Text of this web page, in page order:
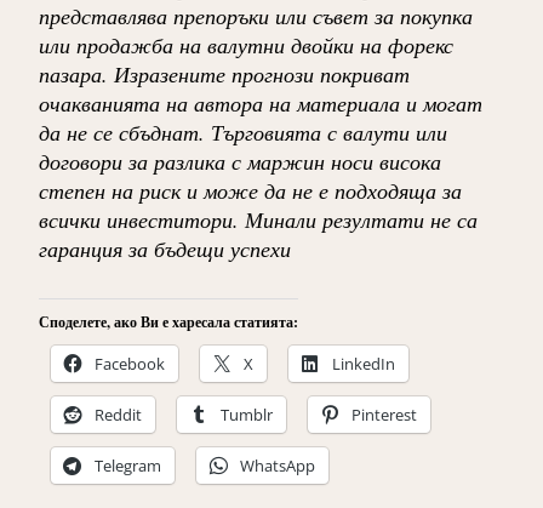
представлява препоръки или съвет за покупка
или продажба на валутни двойки на форекс
пазара. Изразените прогнози покриват
очакванията на автора на материала и могат
да не се сбъднат. Търговията с валути или
договори за разлика с маржин носи висока
степен на риск и може да не е подходяща за
всички инвеститори. Минали резултати не са
гаранция за бъдещи успехи
Споделете, ако Ви е харесала статията:
Facebook X LinkedIn
Reddit Tumblr Pinterest
Telegram WhatsApp